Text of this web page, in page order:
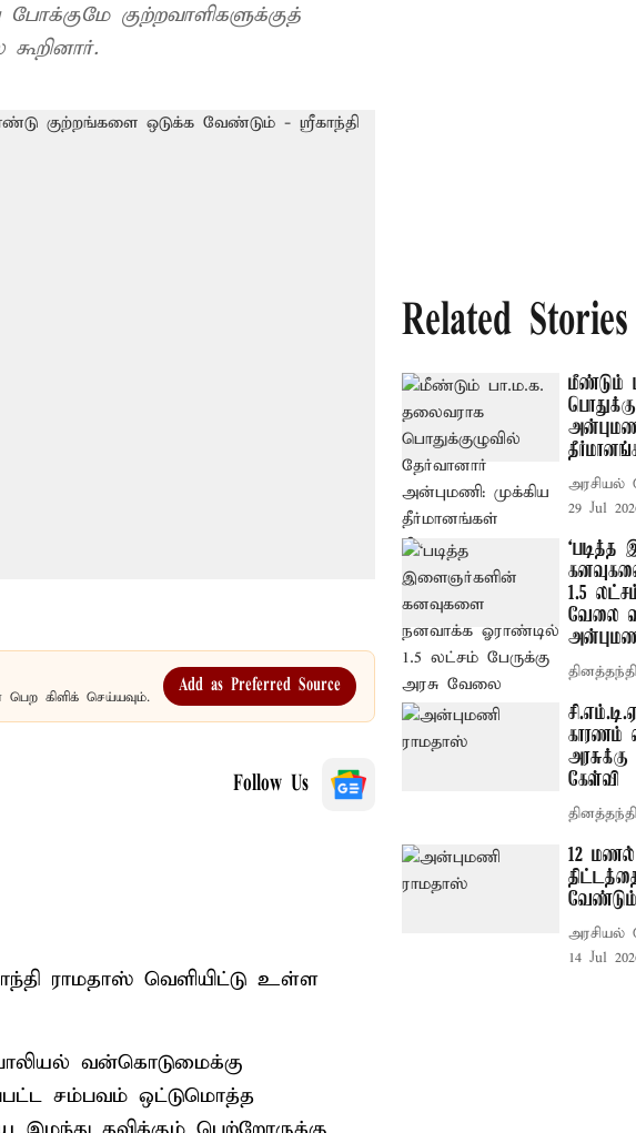
குற்றவாளிகளுக்குத்
கிளிக் செய்யவும்.
Add as Preferred Source
Follow Us
ராமதாஸ் வெளியிட்டு உள்ள
பாலியல் வன்கொடுமைக்கு
சம்பவம் ஒட்டுமொத்த
Related Stories
மீண்டும்
அரசியல்
29 Jul
1.5
வேலை
தினத்தந்தி
காரணம்
கேள்வி
தினத்தந்தி
12 மணல்
அரசியல்
14 Jul